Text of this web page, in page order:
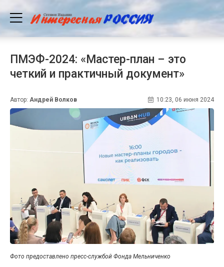
ПМЭФ-2024: «Мастер-план – это
четкий и практичный документ»
Автор: Андрей Волков 10:23, 06 июня 2024
Фото предоставлено пресс-службой Фонда Мельниченко